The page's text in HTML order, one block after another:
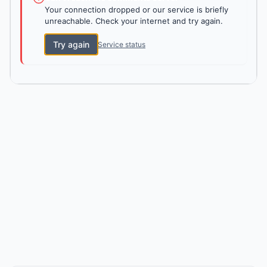
Your connection dropped or our service is briefly
unreachable. Check your internet and try again.
Try again Service status